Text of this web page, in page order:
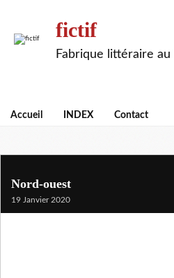
fictif
Fabrique littéraire
Accueil INDEX Contact
Nord-ouest
19 Janvier 2020